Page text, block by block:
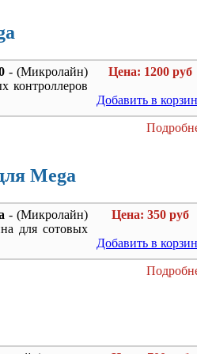
- (Микролайн)
контроллеров
Цена: 1200 руб
Добавить в
Mega
- (Микролайн)
для сотовых
Цена: 350 руб
Добавить в